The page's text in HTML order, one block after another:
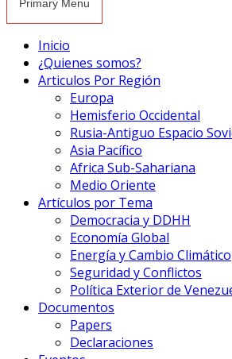
Primary Menu
Inicio
¿Quienes somos?
Articulos Por Región
Europa
Hemisferio Occidental
Rusia-Antiguo Espacio
Asia Pacífico
Africa Sub-Sahariana
Medio Oriente
Artículos por Tema
Democracia y DDHH
Economía Global
Energía y Cambio Climático
Seguridad y Conflictos
Política Exterior de
Documentos
Papers
Declaraciones